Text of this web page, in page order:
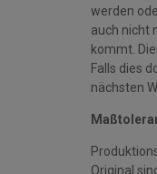
werden
auch nicht
kommt.
Falls dies
nächsten
Original